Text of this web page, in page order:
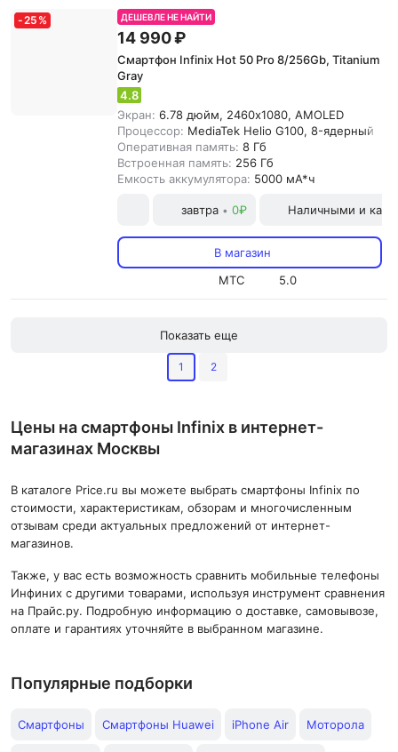
-25 % ДЕШЕВЛЕ НЕ НАЙТИ
14 990 ₽
Смартфон Infinix Hot 50 Pro 8/256Gb, Titanium
Gray
4.8
Экран: 6.78 дюйм, 2460x1080, AMOLED
Процессор: MediaTek Helio G100, 8-ядерный
Оперативная память: 8 Гб
Встроенная память: 256 Гб
Емкость аккумулятора: 5000 мА*ч
завтра • 0₽ Наличными и
В магазин
МТС
5.0
Показать еще
1 2
Цены на смартфоны Infinix в интернет-
магазинах Москвы
В каталоге Price.ru вы можете выбрать смартфоны Infinix по
стоимости, характеристикам, обзорам и многочисленным
отзывам среди актуальных предложений от интернет-
магазинов.
Также, у вас есть возможность сравнить мобильные телефоны
Инфиниx с другими товарами, используя инструмент сравнения
на Прайс.ру. Подробную информацию о доставке, самовывозе,
оплате и гарантиях уточняйте в выбранном магазине.
Популярные подборки
Смартфоны Смартфоны Huawei iPhone Air Моторола